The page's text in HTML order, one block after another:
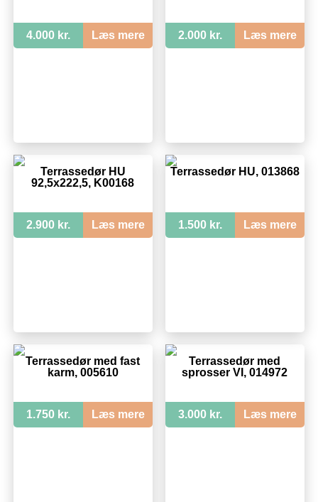
4.000 kr. Læs mere 2.000 kr. Læs mere
Terrassedør HU
92,5x222,5, K00168
2.900 kr. Læs mere
Terrassedør HU, 013868
1.500 kr. Læs mere
Terrassedør med fast
karm, 005610
1.750 kr. Læs mere
Terrassedør med
sprosser VI, 014972
3.000 kr. Læs mere